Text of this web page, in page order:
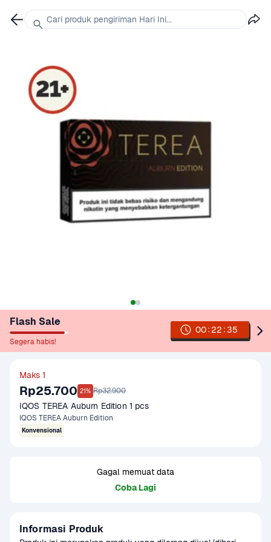
Flash Sale
Segera habis!
00:22 :35
Maks 1
Rp25.700 21% Rp32.900
IQOS TEREA Auburn Edition 1 pcs
IQOS TEREA Auburn Edition
Konvensional
Gagal memuat data
Coba Lagi
Informasi Produk
Cari produk pengiriman Hari Ini...